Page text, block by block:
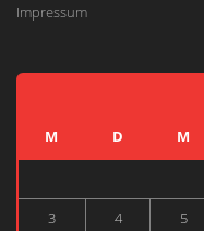
Impressum
M D M
3
4 5